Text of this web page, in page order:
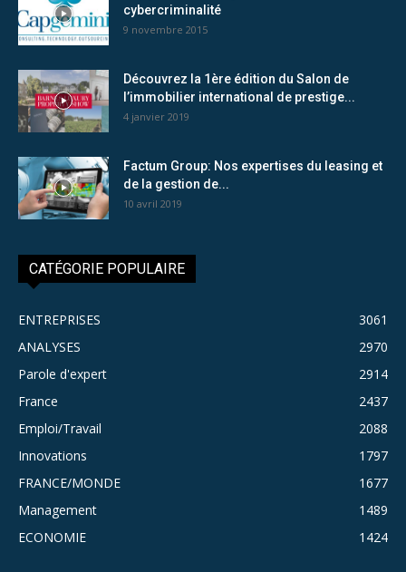
cybercriminalité
9 novembre 2015
Découvrez la 1ère édition du Salon de
l’immobilier international de prestige...
4 janvier 2019
Factum Group: Nos expertises du leasing et
de la gestion de...
10 avril 2019
CATÉGORIE POPULAIRE
ENTREPRISES
3061
ANALYSES
2970
Parole d'expert
2914
France
2437
Emploi/Travail
2088
Innovations
1797
FRANCE/MONDE
1677
Management
1489
ECONOMIE
1424